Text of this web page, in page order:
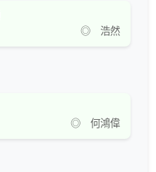
◎ 浩然
◎ 何鴻偉